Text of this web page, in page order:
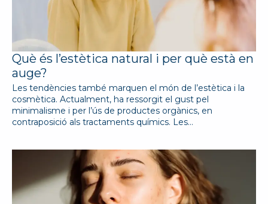
Què és l’estètica natural i per què està en
auge?
Les tendències també marquen el món de l’estètica i la
cosmètica. Actualment, ha ressorgit el gust pel
minimalisme i per l’ús de productes orgànics, en
contraposició als tractaments químics. Les…